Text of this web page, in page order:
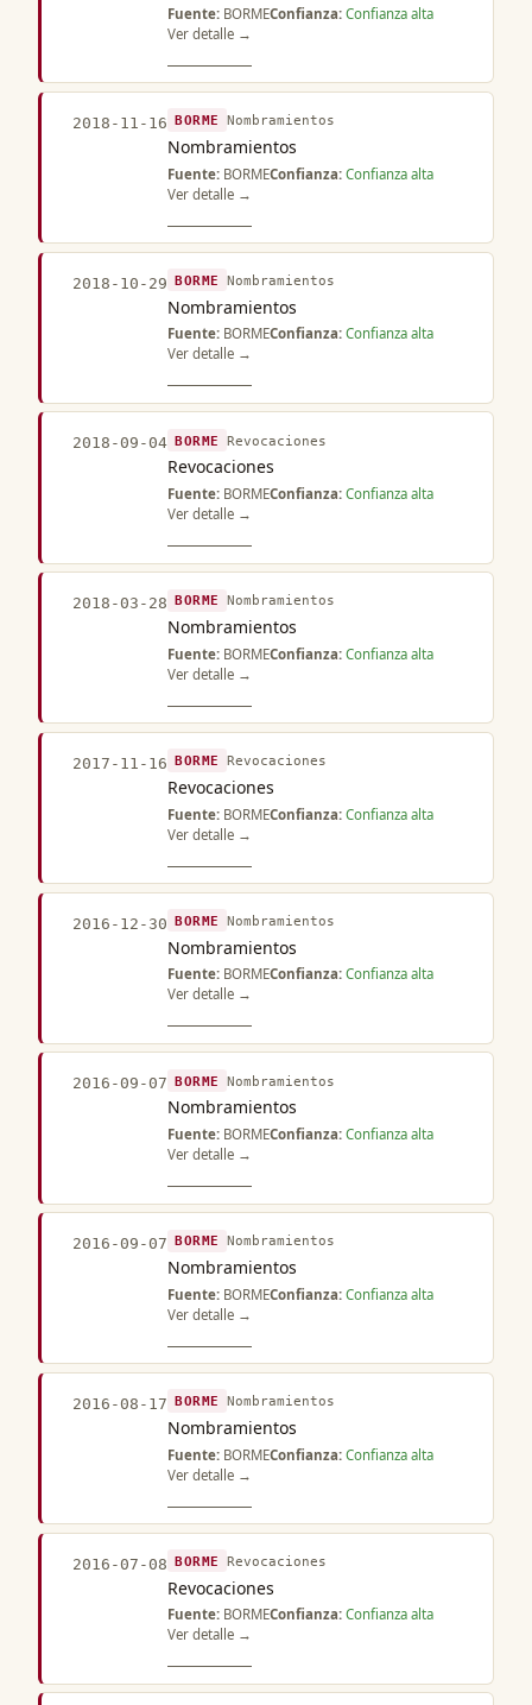
Fuente: BORMEConfianza: Confianza alta
Ver detalle →
2018-11-16 BORME Nombramientos
Nombramientos
Fuente: BORMEConfianza: Confianza alta
Ver detalle →
2018-10-29 BORME Nombramientos
Nombramientos
Fuente: BORMEConfianza: Confianza alta
Ver detalle →
2018-09-04 BORME Revocaciones
Revocaciones
Fuente: BORMEConfianza: Confianza alta
Ver detalle →
2018-03-28 BORME Nombramientos
Nombramientos
Fuente: BORMEConfianza: Confianza alta
Ver detalle →
2017-11-16 BORME Revocaciones
Revocaciones
Fuente: BORMEConfianza: Confianza alta
Ver detalle →
2016-12-30 BORME Nombramientos
Nombramientos
Fuente: BORMEConfianza: Confianza alta
Ver detalle →
2016-09-07 BORME Nombramientos
Nombramientos
Fuente: BORMEConfianza: Confianza alta
Ver detalle →
2016-09-07 BORME Nombramientos
Nombramientos
Fuente: BORMEConfianza: Confianza alta
Ver detalle →
2016-08-17 BORME Nombramientos
Nombramientos
Fuente: BORMEConfianza: Confianza alta
Ver detalle →
2016-07-08 BORME Revocaciones
Revocaciones
Fuente: BORMEConfianza: Confianza alta
Ver detalle →